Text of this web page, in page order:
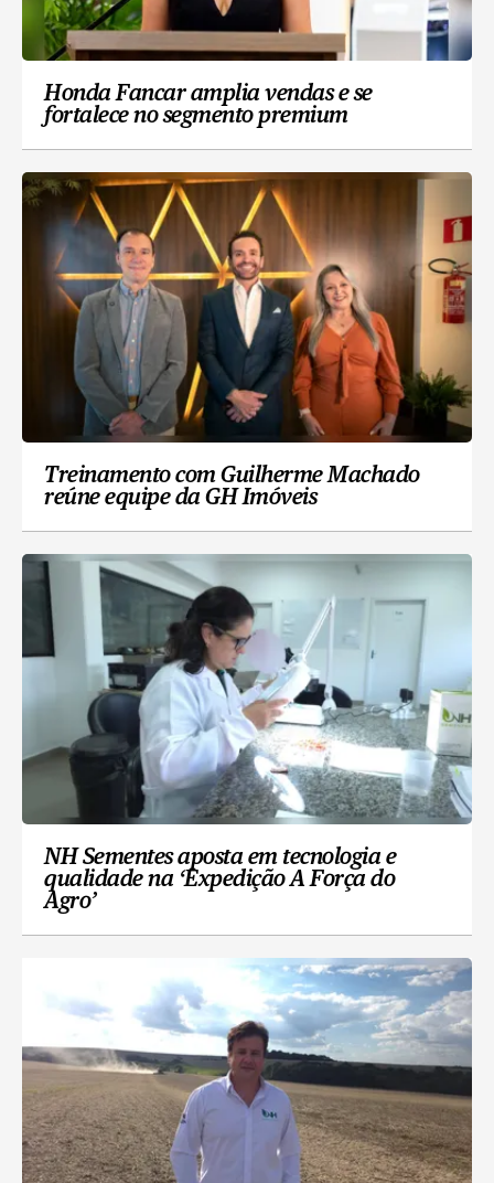
Honda Fancar amplia vendas e se
fortalece no segmento premium
Treinamento com Guilherme Machado
reúne equipe da GH Imóveis
NH Sementes aposta em tecnologia e
qualidade na ‘Expedição A Força do
Agro’